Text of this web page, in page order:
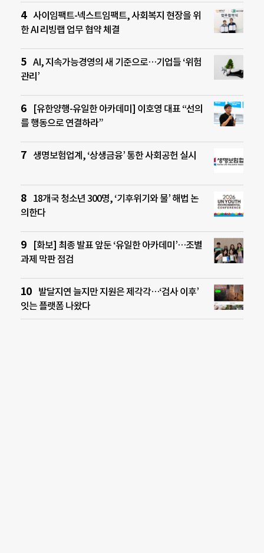
사이임팩트-넥스트임팩트, 사회복지 현장을 위
한 AI 리빙랩 업무 협약 체결
AI, 지속가능경영의 새 기준으로…기업들 ‘위험
관리’
[유한양행-유일한 아카데미] 이호영 대표 “선의
를 행동으로 연결하라”
생명보험업계, ‘상생금융’ 통한 사회공헌 실시
18개국 청소년 300명, ‘기후위기와 물’ 해법 논
의한다
[화보] 최종 발표 앞둔 ‘유일한 아카데미’…조별
과제 막판 점검
발달지연 늘지만 지원은 제각각…‘검사 이후’
잇는 플랫폼 나왔다